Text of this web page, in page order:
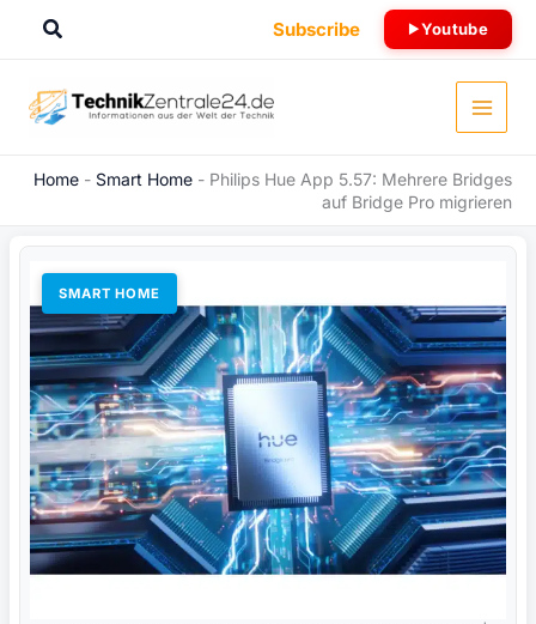
Suchen Subscribe Youtube
Home - Smart Home - Philips Hue App 5.57: Mehrere Bridges
auf Bridge Pro migrieren
SMART HOME